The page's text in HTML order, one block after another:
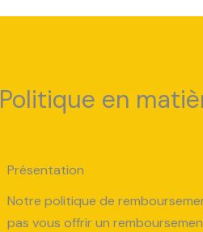
Politique en
Présentation
Notre politique de
pas vous offrir un